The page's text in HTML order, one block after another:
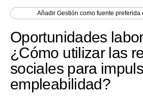
Economía
Mercados
Perú
AñadirGestión como fuente preferida
Oportunidades
¿Cómo utilizar las
sociales para
empleabilidad?